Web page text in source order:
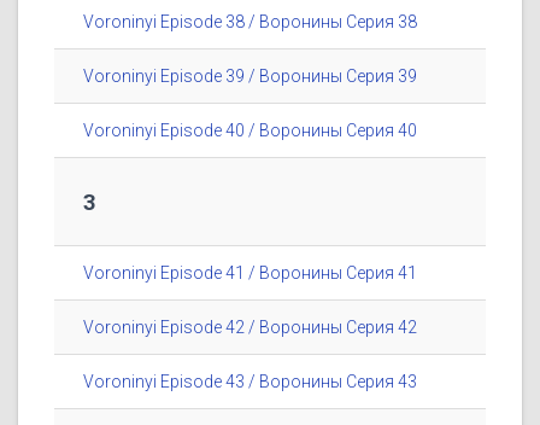
Voroninyi Episode 38 / Воронины Серия 38
Voroninyi Episode 39 / Воронины Серия 39
Voroninyi Episode 40 / Воронины Серия 40
3
Voroninyi Episode 41 / Воронины Серия 41
Voroninyi Episode 42 / Воронины Серия 42
Voroninyi Episode 43 / Воронины Серия 43